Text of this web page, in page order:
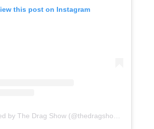
this post on Instagram